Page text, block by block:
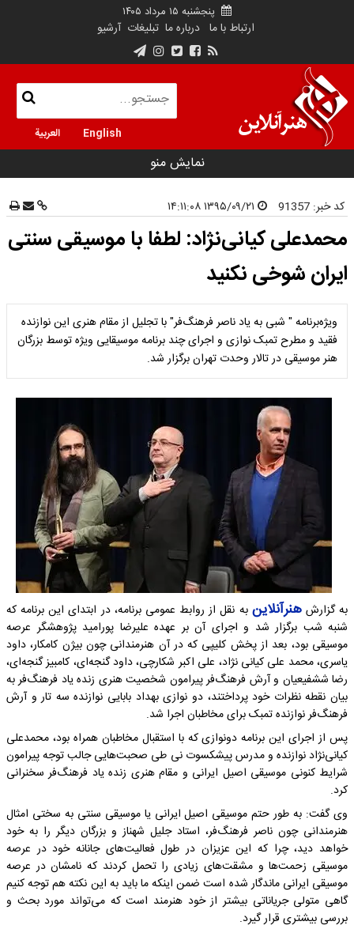
پنجشنبه ۱۵ مرداد ۱۴۰۵
ارتباط با ما درباره ما تبلیغات آرشیو
English العربية
نمایش منو
کد خبر: 91357
محمدعلی کیانی‌نژاد: لطفا با موسیقی سنتی
ایران شوخی نکنید
ویژه‌برنامه " شبی به یاد ناصر فرهنگ‌فر" با تجلیل از مقام هنری این نوازنده
فقید و مطرح تمبک نوازی و اجرای چند برنامه موسیقایی ویژه توسط بزرگان
هنر موسیقی در تالار وحدت تهران برگزار شد.
به گزارشهنرآنلاین به نقل از روابط عمومی برنامه، در ابتدای این برنامه که
شنبه شب برگزار شد و اجرای آن بر عهده علیرضا پورامید پژوهشگر عرصه
موسیقی بود، بعد از پخش کلیپی که در آن هنرمندانی چون بیژن کامکار، داود
یاسری، محمد علی کیانی نژاد، علی اکبر شکارچی، داود گنجه‌ای، کامبیز گنجه‌ای،
رضا ششفیعیان و آرش فرهنگ‌فر پیرامون شخصیت هنری زنده یاد فرهنگ‌فر به
بیان نقطه نظرات خود پرداختند، دو نوازی بهداد بابایی نوازنده سه تار و آرش
فرهنگ‌فر نوازنده تمبک برای مخاطبان اجرا شد.
پس از اجرای این برنامه دونوازی که با استقبال مخاطبان همراه بود، محمدعلی
کیانی‌نژاد نوازنده و مدرس پیشکسوت نی طی صحبت‌هایی جالب توجه پیرامون
شرایط کنونی موسیقی اصیل ایرانی و مقام هنری زنده یاد فرهنگ‌فر سخنرانی
کرد.
وی گفت: به طور حتم موسیقی اصیل ایرانی یا موسیقی سنتی به سختی امثال
هنرمندانی چون ناصر فرهنگ‌فر، استاد جلیل شهناز و بزرگان دیگر را به خود
خواهد دید، چرا که این عزیزان در طول فعالیت‌های جانانه خود در عرصه
موسیقی زحمت‌ها و مشقت‌های زیادی را تحمل کردند که نامشان در عرصه
موسیقی ایرانی ماندگار شده است ضمن اینکه ما باید به این نکته هم توجه کنیم
گاهی متولی جریاناتی بیشتر از خود هنرمند است که می‌تواند مورد بحث و
بررسی بیشتری قرار گیرد.